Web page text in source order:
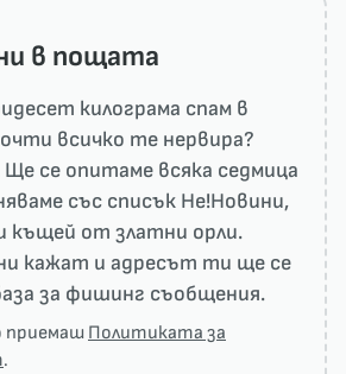
в пощата
килограма спам в
всичко те нервира?
Ще се опитаме всяка седмица
със списък He!Новини,
къщей от златни орли.
кажат и адресът ти ще се
за фишинг съобщения.
приемаш Политиката за
.